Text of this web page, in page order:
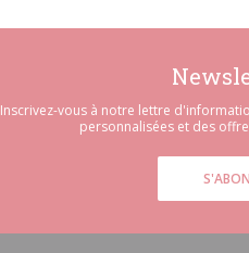
Inscrivez-vous à notre lettre
personnalisées et des